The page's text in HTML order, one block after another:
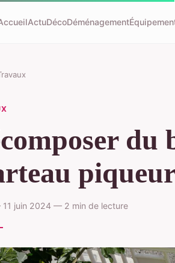
ActuDécoDéménagement
du
juin 2024 — 2 min de lecture